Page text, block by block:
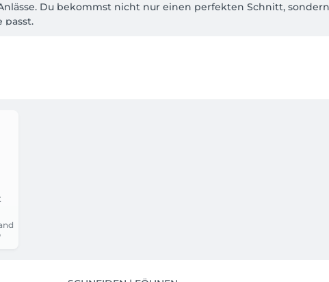
Du bekommst nicht nur einen perfekten Schnitt,
passt.